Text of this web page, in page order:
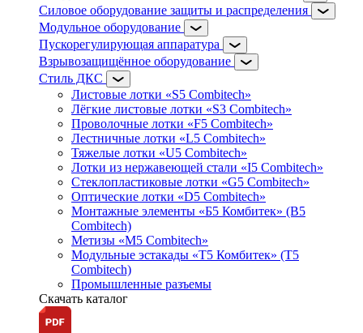
Силовое оборудование защиты и распределения
Модульное оборудование
Пускорегулирующая аппаратура
Взрывозащищённое оборудование
Стиль ДКС
Листовые лотки «S5 Combitech»
Лёгкие листовые лотки «S3 Combitech»
Проволочные лотки «F5 Combitech»
Лестничные лотки «L5 Combitech»
Тяжелые лотки «U5 Combitech»
Лотки из нержавеющей стали «I5 Combitech»
Стеклопластиковые лотки «G5 Combitech»
Оптические лотки «D5 Combitech»
Монтажные элементы «Б5 Комбитек» (B5
Combitech)
Метизы «M5 Combitech»
Модульные эстакады «Т5 Комбитек» (T5
Combitech)
Промышленные разъемы
Скачать каталог